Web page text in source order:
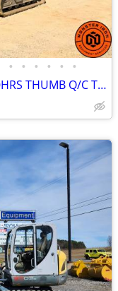
• • • • • •
2020 VOLVO ECR88 EXCAVATOR 550HRS THUMB Q/C TIER 4 OROPS